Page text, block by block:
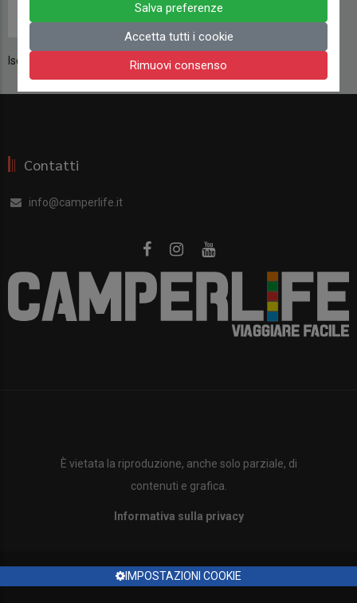
Iscriviti a Mercedes Daimler Benz 813lp
Contatti
info@camperlife.it
È vietata la riproduzione, anche solo parziale, di
contenuti e grafica.
Informativa sulla privacy
Copyright ©2023 Tutti i diritti sono riservati
IMPOSTAZIONI COOKIE
Salva preferenze
Accetta tutti i cookie
Rimuovi consenso